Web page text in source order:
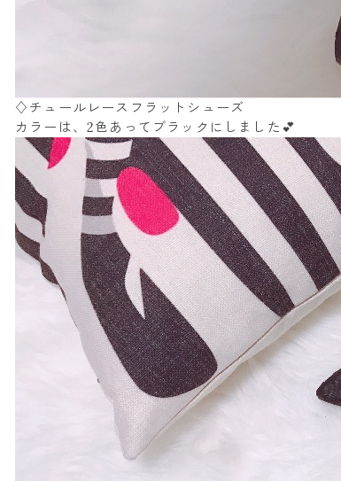
♢チュールレースフラットシューズ
カラーは、2色あってブラックにしました💕